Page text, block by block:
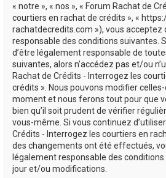
« notre », « nos », « Forum Rachat de
courtiers en rachat de crédits », «
rachatdecredits.com »), vous acceptez
responsable des conditions suivantes.
d’être légalement responsable de
suivantes, alors n’accédez pas et/ou
Rachat de Crédits - Interrogez les
crédits ». Nous pouvons modifier celles-
moment et nous ferons tout pour que
bien qu’il soit prudent de vérifier
vous-même. Si vous continuez
Crédits - Interrogez les courtiers en
des changements ont été effectués,
légalement responsable des
jour et/ou modifications.